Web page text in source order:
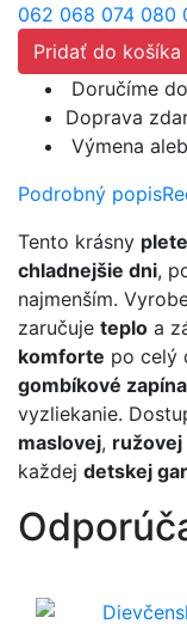
062 068 074 080
Pridať do košíka
Doručíme
Doprava
Výmena
Podrobný popis
Tento krásny
chladnejšie dni,
najmenším.
zaručuje teplo a
komforte po celý
gombíkové
vyzliekanie.
maslovej, ružovej
každej detskej